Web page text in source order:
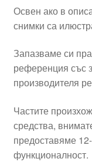
Освен ако в
снимки са
Запазваме си
референция със
производителя
Частите
средства,
предоставяме
функционалност.